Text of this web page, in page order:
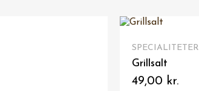
SPECIALITETER
Grillsalt
49,00 kr.